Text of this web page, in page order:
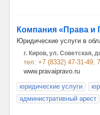
Компания «Права и
Юридические услуги в
г. Киров, ул. Советская,
тел: +7 (8332) 47-31-49;
www.pravaipravo.ru
юридические услуги
административный арест